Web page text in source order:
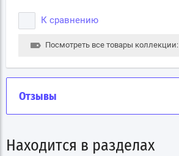
К сравнению
Посмотреть все товары коллекции:
Отзывы
Находится в разделах